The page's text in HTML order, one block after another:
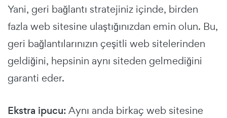
Yani, geri bağlantı stratejiniz içinde, birden
fazla web sitesine ulaştığınızdan emin olun. Bu,
geri bağlantılarınızın çeşitli web sitelerinden
geldiğini, hepsinin aynı siteden gelmediğini
garanti eder.
Ekstra ipucu:Aynı anda birkaç web sitesine